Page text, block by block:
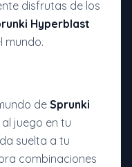
disfrutas de los
Hyperblast
mundo.
de Sprunki
juego en tu
suelta a tu
combinaciones